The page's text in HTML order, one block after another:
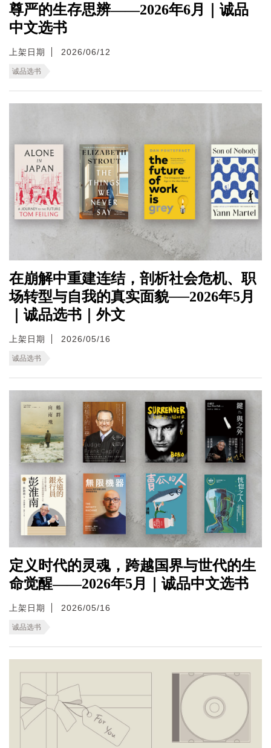
尊严的生存思辨——2026年6月｜诚品
中文选书
上架日期 2026/06/12
诚品选书
在崩解中重建连结，剖析社会危机、职
场转型与自我的真实面貌──2026年5月
｜诚品选书｜外文
上架日期 2026/05/16
诚品选书
定义时代的灵魂，跨越国界与世代的生
命觉醒——2026年5月｜诚品中文选书
上架日期 2026/05/16
诚品选书